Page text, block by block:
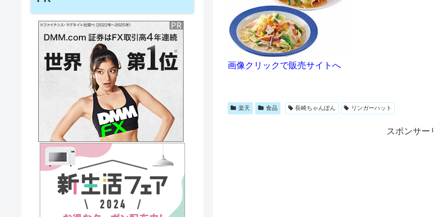
画像クリックで販売サイトへ
楽天 食品 長崎ちゃんぽん リンガーハット
スポンサー